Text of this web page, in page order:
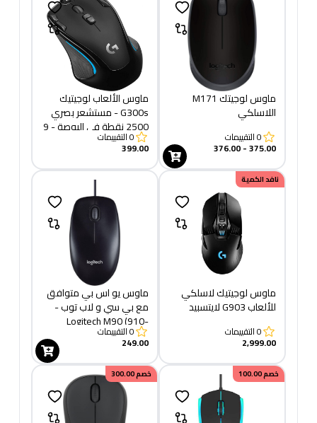
ماوس لوجيتك M171
اللاسلكي
0التقييمات
375.00 - 376.00
ماوس الألعاب لوجيتيك
G300s - مستشعر بصري
2500 نقطة في البوصة - 9
أزرار قابلة للبرمجة
0التقييمات
399.00
نافد الكمية
ماوس لوجيتيك لاسلكي
للألعاب G903 لايتسبيد
0التقييمات
2,999.00
ماوس يو اس بي متوافق
مع بي سي و لاب توب -
Logitech M90 (910-
001793)
0التقييمات
249.00
خصم100.00 خصم300.00